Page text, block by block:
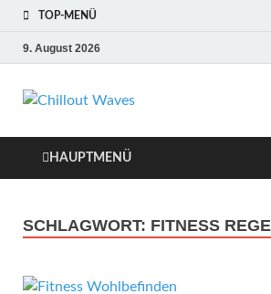
TOP-MENÜ
9. August 2026
Ferienwohnungen
HAUPTMENÜ
SCHLAGWORT: FITNESS